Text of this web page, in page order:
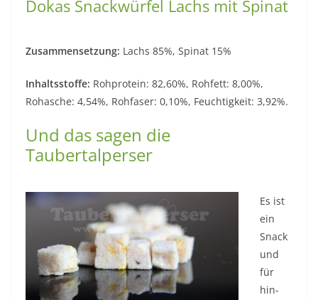
Dokas Snackwürfel Lachs mit Spinat
Zusammensetzung: Lachs 85%, Spinat 15%
Inhaltsstoffe: Rohprotein: 82,60%, Rohfett: 8,00%,
Rohasche: 4,54%, Rohfaser: 0,10%, Feuchtigkeit: 3,92%.
Und das sagen die
Taubertalperser
Es ist
ein
Snack
und
für
hin-